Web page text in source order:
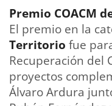
Premio COACM
El premio en la
Territorio fue
Recuperación del
proyectos
Álvaro Ardura